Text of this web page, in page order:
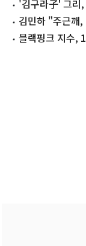
생각 없냐?"
'김구라子' 그리
김민하 "주근깨
블랙핑크 지수,